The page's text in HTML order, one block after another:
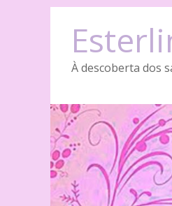
content
À descoberta dos